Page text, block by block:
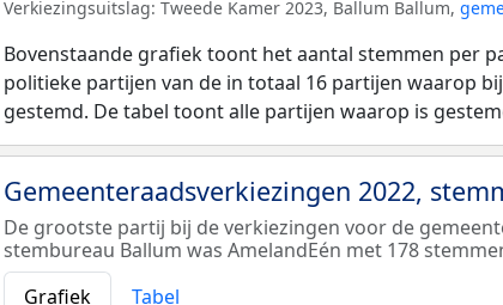
Verkiezingsuitslag: Tweede Kamer 2023, Ballum Ballum,
Bovenstaande grafiek toont het aantal stemmen per
politieke partijen van de in totaal 16 partijen waarop
gestemd. De tabel toont alle partijen waarop is
Gemeenteraadsverkiezingen 2022,
De grootste partij bij de verkiezingen voor de
stembureau Ballum was AmelandEén met 178
Grafiek
Tabel